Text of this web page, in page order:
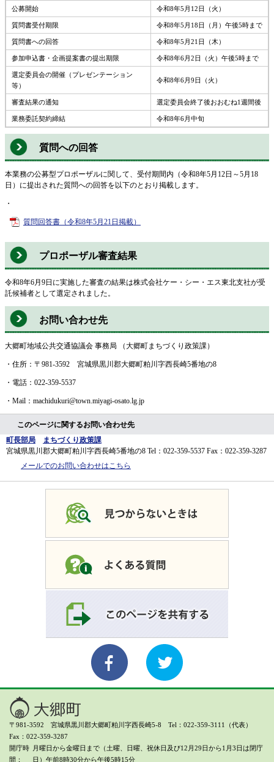
公募開始 令和8年5月12日（火）
質問書受付期限 令和8年5月18日（月）午後5時まで
質問書への回答 令和8年5月21日（木）
参加申込書・企画提案書の提出期限 令和8年6月2日（火）午後5時まで
選定委員会の開催（プレゼンテーション
等）
令和8年6月9日（火）
審査結果の通知 選定委員会終了後おおむね1週間後
業務委託契約締結 令和8年6月中旬
質問への回答
本業務の公募型プロポーザルに関して、受付期間内（令和8年5月12日～5月18
日）に提出された質問への回答を以下のとおり掲載します。
・
質問回答書（令和8年5月21日掲載）
プロポーザル審査結果
令和8年6月9日に実施した審査の結果は株式会社ケー・シー・エス東北支社が受
託候補者として選定されました。
お問い合わせ先
大郷町地域公共交通協議会 事務局 （大郷町まちづくり政策課）
・住所：〒981-3592 宮城県黒川郡大郷町粕川字西長崎5番地の8
・電話：022-359-5537
・Mail：machidukuri@town.miyagi-osato.lg.jp
このページに関するお問い合わせ先
町長部局
まちづくり政策課
宮城県黒川郡大郷町粕川字西長崎5番地の8 Tel：022-359-5537 Fax：022-359-3287
メールでのお問い合わせはこちら
〒981-3592 宮城県黒川郡大郷町粕川字西長崎5-8 Tel：022-359-3111（代表）
Fax：022-359-3287
開庁時
間
月曜日から金曜日まで（土曜、日曜、祝休日及び12月29日から1月3日は閉庁
日） 午前8時30分から午後5時15分